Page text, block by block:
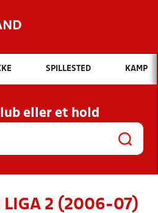
Hvad vil du søge efter?
INDHOLD OG NYHEDER
KLUBBER OG
HOLD
SPILLESTED KAMP
eller et hold
LIGA 2 (2006-07)